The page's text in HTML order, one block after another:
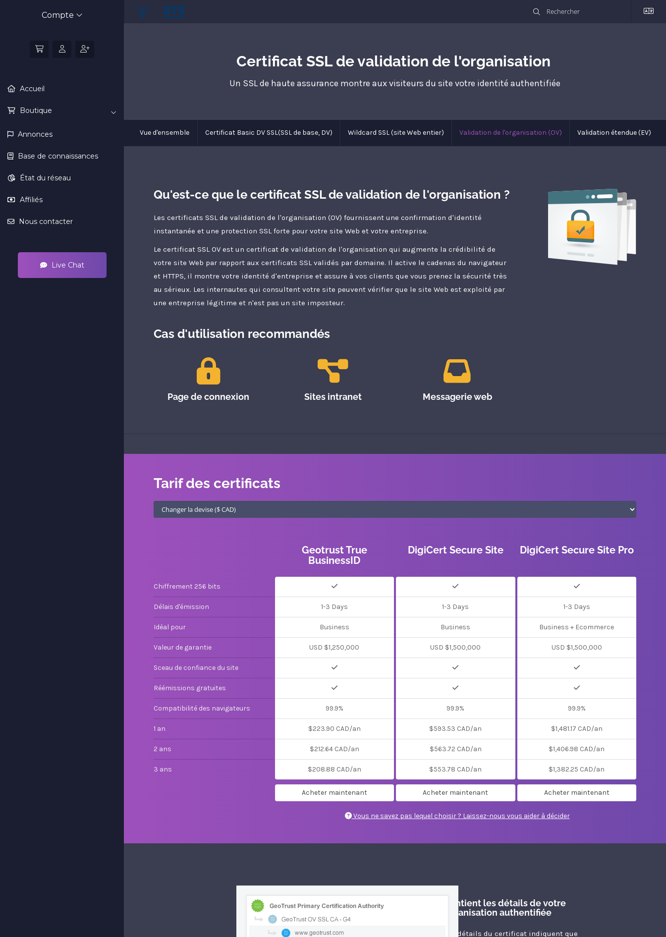
Compte
Accueil
Boutique
Annonces
Base de connaissances
État du réseau
Affiliés
Nous contacter
Live Chat
Certificat SSL de validation de l'organisation
Un SSL de haute assurance montre aux visiteurs du site votre identité authentifiée
Vue d'ensemble Certificat Basic DV SSL(SSL de base, DV) Wildcard SSL (site Web entier) Validation de l'organisation (OV) Validation étendue (EV)
Qu'est-ce que le certificat SSL de validation de l'organisation ?
Les certificats SSL de validation de l'organisation (OV) fournissent une confirmation d'identité
instantanée et une protection SSL forte pour votre site Web et votre entreprise.
Le certificat SSL OV est un certificat de validation de l'organisation qui augmente la crédibilité de
votre site Web par rapport aux certificats SSL validés par domaine. Il active le cadenas du navigateur
et HTTPS, il montre votre identité d'entreprise et assure à vos clients que vous prenez la sécurité très
au sérieux. Les internautes qui consultent votre site peuvent vérifier que le site Web est exploité par
une entreprise légitime et n'est pas un site imposteur.
Cas d'utilisation recommandés
Page de connexion Sites intranet Messagerie web
Tarif des certificats
Chiffrement 256 bits
Délais d'émission
Idéal pour
Valeur de garantie
Sceau de confiance du site
Réémissions gratuites
Compatibilité des navigateurs
1 an
2 ans
3 ans
Geotrust True
BusinessID
1-3 Days
Business
USD $1,250,000
99.9%
$223.90 CAD/an
$212.64 CAD/an
$208.88 CAD/an
Acheter maintenant
DigiCert Secure Site
1-3 Days
Business
USD $1,500,000
99.9%
$593.53 CAD/an
$563.72 CAD/an
$553.78 CAD/an
Acheter maintenant
DigiCert Secure Site Pro
1-3 Days
Business + Ecommerce
USD $1,500,000
99.9%
$1,481.17 CAD/an
$1,406.98 CAD/an
$1,382.25 CAD/an
Acheter maintenant
Vous ne savez pas lequel choisir ? Laissez-nous vous aider à décider
Contient les détails de votre
organisation authentifiée
Les détails du certificat indiquent que